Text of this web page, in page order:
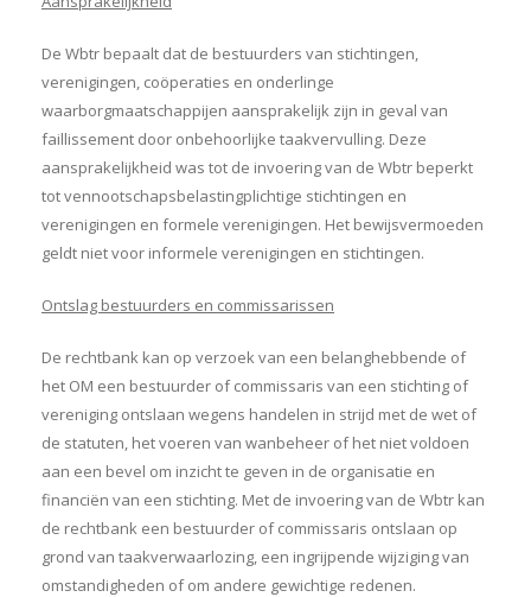
De Wbtr bepaalt dat de bestuurders van stichtingen,
verenigingen, coöperaties en onderlinge
waarborgmaatschappijen aansprakelijk zijn in geval van
faillissement door onbehoorlijke taakvervulling. Deze
aansprakelijkheid was tot de invoering van de Wbtr beperkt
tot vennootschapsbelastingplichtige stichtingen en
verenigingen en formele verenigingen. Het bewijsvermoeden
geldt niet voor informele verenigingen en stichtingen.
Ontslag bestuurders en commissarissen
De rechtbank kan op verzoek van een belanghebbende of
het OM een bestuurder of commissaris van een stichting of
vereniging ontslaan wegens handelen in strijd met de wet of
de statuten, het voeren van wanbeheer of het niet voldoen
aan een bevel om inzicht te geven in de organisatie en
financiën van een stichting. Met de invoering van de Wbtr kan
de rechtbank een bestuurder of commissaris ontslaan op
grond van taakverwaarlozing, een ingrijpende wijziging van
omstandigheden of om andere gewichtige redenen.